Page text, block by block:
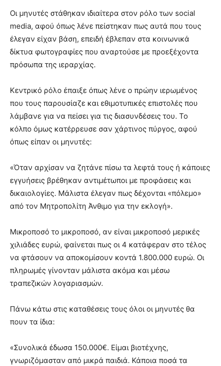
Οι μηνυτές στάθηκαν ιδιαίτερα στον ρόλο των social
media, αφού όπως λένε πείστηκαν πως αυτά που τους
έλεγαν είχαν βάση, επειδή έβλεπαν στα κοινωνικά
δίκτυα φωτογραφίες που αναρτούσε με προεξέχοντα
πρόσωπα της ιεραρχίας.
Κεντρικό ρόλο έπαιξε όπως λένε ο πρώην ιερωμένος
που τους παρουσίαζε και εθιμοτυπικές επιστολές που
λάμβανε για να πείσει για τις διασυνδέσεις του. Το
κόλπο όμως κατέρρευσε σαν χάρτινος πύργος, αφού
όπως είπαν οι μηνυτές:
«Όταν αρχίσαν να ζητάνε πίσω τα λεφτά τους ή κάποιες
εγγυήσεις βρέθηκαν αντιμέτωποι με προφάσεις και
δικαιολογίες. Μάλιστα έλεγαν πως δέχονται «πόλεμο»
από τον Μητροπολίτη Άνθιμο για την εκλογή».
Μικροποσό το μικροποσό, αν είναι μικροποσό μερικές
χιλιάδες ευρώ, φαίνεται πως οι 4 κατάφεραν στο τέλος
να φτάσουν να αποκομίσουν κοντά 1.800.000 ευρώ. Οι
πληρωμές γίνονταν μάλιστα ακόμα και μέσω
τραπεζικών λογαριασμών.
Πάνω κάτω στις καταθέσεις τους όλοι οι μηνυτές θα
πουν τα ίδια:
«Συνολικά έδωσα 150.000€. Είμαι βιοτέχνης,
γνωριζόμασταν από μικρά παιδιά. Κάποια ποσά τα